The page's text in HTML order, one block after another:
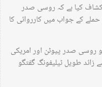
کیا ہے کہ روسی صدر
حملے کے جواب میں کارروائی کا
روسی صدر پیوٹن اور امریکی
طویل ٹیلیفونگ گفتگو